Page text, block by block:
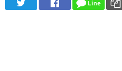
Line